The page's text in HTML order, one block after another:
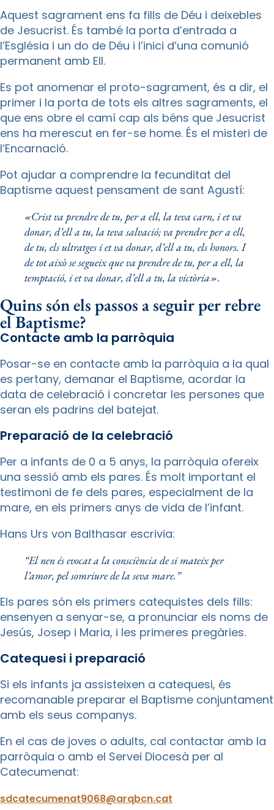
Aquest sagrament ens fa fills de Déu i deixebles
de Jesucrist. És també la porta d’entrada a
l’Església i un do de Déu i l’inici d’una comunió
permanent amb Ell.
Es pot anomenar el proto-sagrament, és a dir, el
primer i la porta de tots els altres sagraments, el
que ens obre el camí cap als béns que Jesucrist
ens ha merescut en fer-se home. És el misteri de
l’Encarnació.
Pot ajudar a comprendre la fecunditat del
Baptisme aquest pensament de sant Agustí:
«Crist va prendre de tu, per a ell, la teva carn, i et va
donar, d’ell a tu, la teva salvació; va prendre per a ell,
de tu, els ultratges i et va donar, d’ell a tu, els honors. I
de tot això se segueix que va prendre de tu, per a ell, la
temptació, i et va donar, d’ell a tu, la victòria».
Quins són els passos a seguir per rebre
el Baptisme?
Contacte amb la parròquia
Posar-se en contacte amb la parròquia a la qual
es pertany, demanar el Baptisme, acordar la
data de celebració i concretar les persones que
seran els padrins del batejat.
Preparació de la celebració
Per a infants de 0 a 5 anys, la parròquia ofereix
una sessió amb els pares. És molt important el
testimoni de fe dels pares, especialment de la
mare, en els primers anys de vida de l’infant.
Hans Urs von Balthasar escrivia:
“El nen és evocat a la consciència de si mateix per
l’amor, pel somriure de la seva mare.”
Els pares són els primers catequistes dels fills:
ensenyen a senyar-se, a pronunciar els noms de
Jesús, Josep i Maria, i les primeres pregàries.
Catequesi i preparació
Si els infants ja assisteixen a catequesi, és
recomanable preparar el Baptisme conjuntament
amb els seus companys.
En el cas de joves o adults, cal contactar amb la
parròquia o amb el Servei Diocesà per al
Catecumenat:
sdcatecumenat9068@arqbcn.cat